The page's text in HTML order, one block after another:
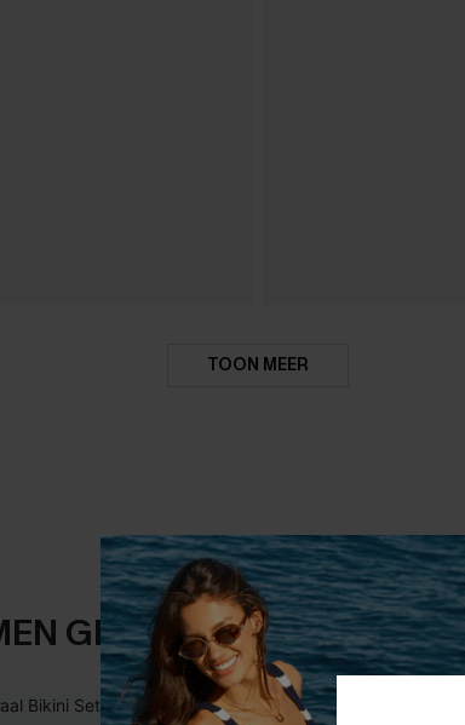
TOON MEER
GEKOCHT